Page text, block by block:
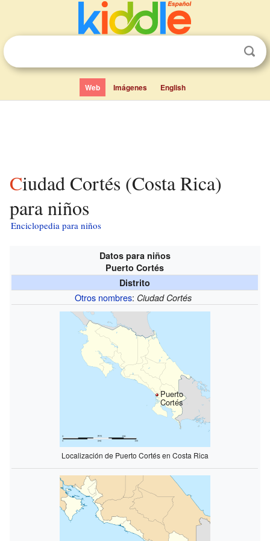
Web Imágenes English
Ciudad Cortés (Costa Rica)
para niños
Enciclopedia para niños
Datos para niños
Puerto Cortés
Distrito
Otros nombres: Ciudad Cortés
Puerto
Cortés
Localización de Puerto Cortés en Costa Rica